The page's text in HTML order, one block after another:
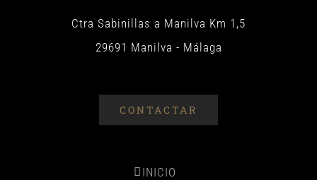
Ctra Sabinillas a Manilva Km 1,5
29691 Manilva - Málaga
CONTACTAR
INICIO